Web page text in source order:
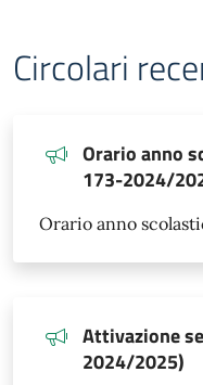
Circolari
Orario anno
173-2024/
Orario anno
Attivazione
2024/2025)